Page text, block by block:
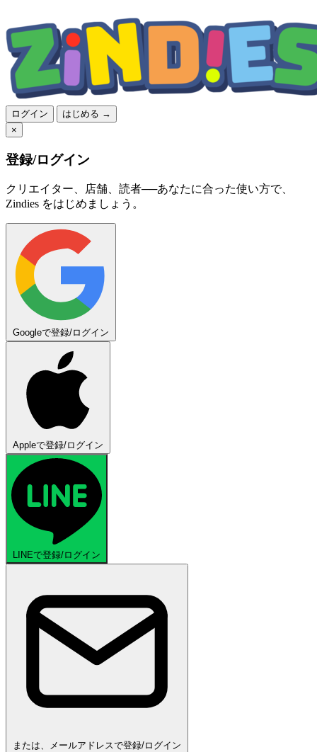
ログイン
はじめる →
×
登録/ログイン
クリエイター、店舗、読者──あなたに合った使い方で、
Zindies をはじめましょう。
Googleで登録/ログイン
Appleで登録/ログイン
LINEで登録/ログイン
または、メールアドレスで登録/ログイン